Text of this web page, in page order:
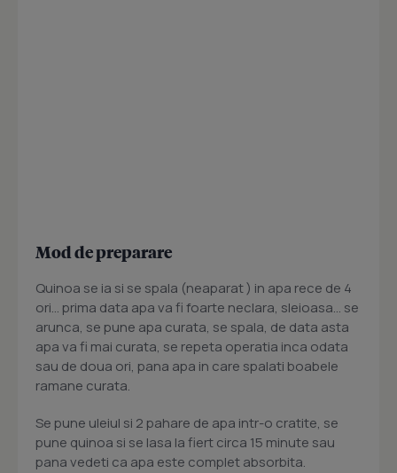
Mod de preparare
Quinoa se ia si se spala (neaparat ) in apa rece de 4
ori... prima data apa va fi foarte neclara, sleioasa... se
arunca, se pune apa curata, se spala, de data asta
apa va fi mai curata, se repeta operatia inca odata
sau de doua ori, pana apa in care spalati boabele
ramane curata.
Se pune uleiul si 2 pahare de apa intr-o cratite, se
pune quinoa si se lasa la fiert circa 15 minute sau
pana vedeti ca apa este complet absorbita.